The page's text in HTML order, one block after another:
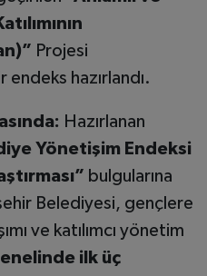
Projesi
hazırlandı.
Hazırlanan
Yönetişim Endeksi
bulgularına
Belediyesi, gençlere
ve katılımcı yönetim
ilk üç